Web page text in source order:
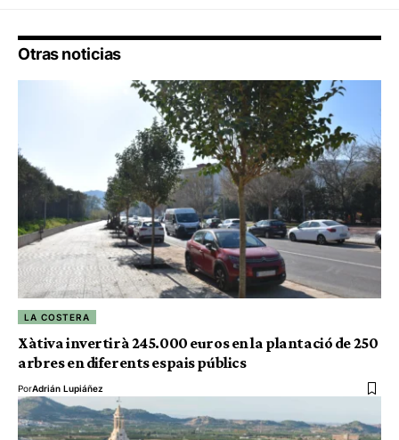
Otras noticias
LA COSTERA
Xàtiva invertirà 245.000 euros en la plantació de 250
arbres en diferents espais públics
PorAdrián Lupiáñez